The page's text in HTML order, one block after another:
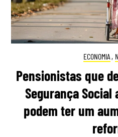
ECONOMIA ,
Pensionistas que
Segurança
podem ter um